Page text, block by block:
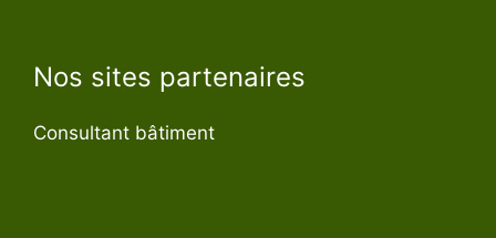
Nos sites partenaires
Consultant bâtiment